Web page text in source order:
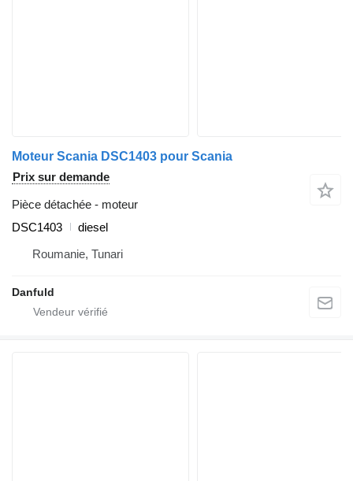
Moteur Scania DSC1403 pour Scania
Prix sur demande
Pièce détachée - moteur
DSC1403
diesel
Roumanie, Tunari
Danfuld